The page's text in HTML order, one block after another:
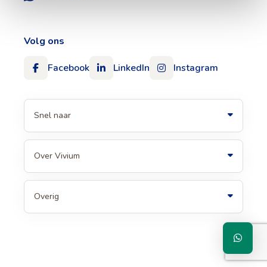
Snel naar
Over Vivium
Overig
Volg ons
Facebook LinkedIn Instagram